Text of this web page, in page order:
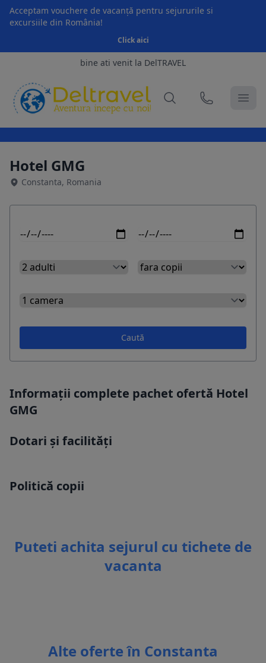
Acceptam vouchere de vacanță pentru sejururile si
excursiile din România!
Click aici
bine ati venit la DelTRAVEL
Hotel GMG
Constanta, Romania
Caută
Informații complete pachet ofertă Hotel
GMG
Dotari și facilități
Politică copii
Puteti achita sejurul cu tichete de
vacanta
Alte oferte în Constanta